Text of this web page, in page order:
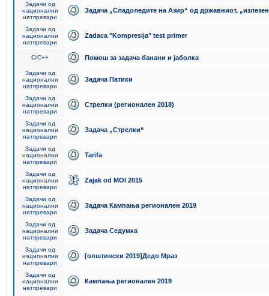
Задачи од
национални
натпревари
Задача „Сладоледите на Азир“ од државниот,
Задачи од
национални
натпревари
Zadaca "Kompresija" test primer
C/C++ Помош за задача банани и јаболка
Задачи од
национални
натпревари
Задача Патики
Задачи од
национални
натпревари
Стрелки (регионален 2018)
Задачи од
национални
натпревари
Задача „Стрелки“
Задачи од
национални
натпревари
Tarifa
Задачи од
национални
натпревари
Zajak od MOI 2015
Задачи од
национални
натпревари
Задача Кампања регионален 2019
Задачи од
национални
натпревари
Задача Седумка
Задачи од
национални
натпревари
[општински 2019]Дедо Мраз
Задачи од
национални
натпревари
Кампања регионален 2019